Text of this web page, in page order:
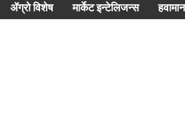
ॲग्रो विशेष मार्केट इन्टेलिजन्स हवामान